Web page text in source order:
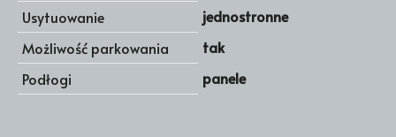
Usytuowanie
jednostronne
Możliwość parkowania
tak
Podłogi
panele